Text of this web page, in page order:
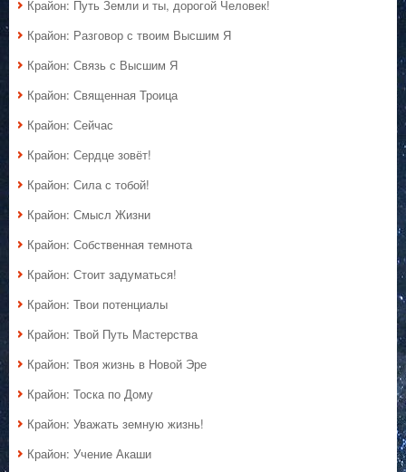
Крайон: Путь Земли и ты, дорогой Человек!
Крайон: Разговор с твоим Высшим Я
Крайон: Связь с Высшим Я
Крайон: Священная Троица
Крайон: Сейчас
Крайон: Сердце зовёт!
Крайон: Сила с тобой!
Крайон: Смысл Жизни
Крайон: Собственная темнота
Крайон: Стоит задуматься!
Крайон: Твои потенциалы
Крайон: Твой Путь Мастерства
Крайон: Твоя жизнь в Новой Эре
Крайон: Тоска по Дому
Крайон: Уважать земную жизнь!
Крайон: Учение Акаши